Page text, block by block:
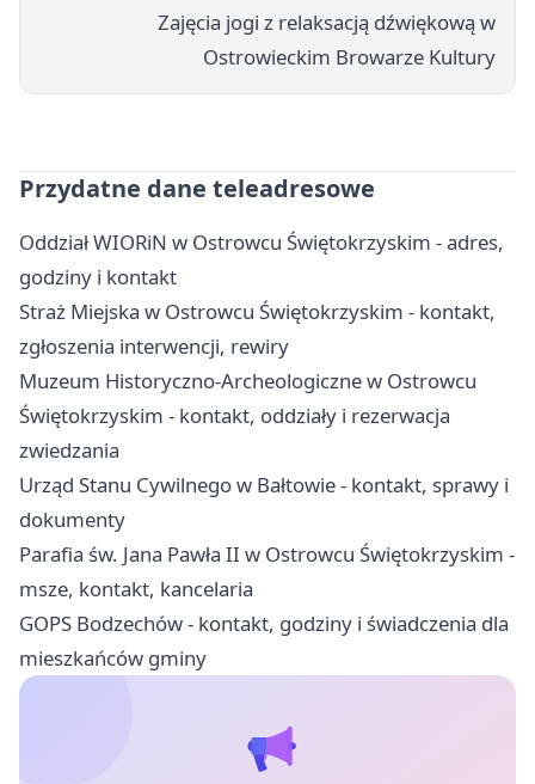
Zajęcia jogi z relaksacją dźwiękową w
Ostrowieckim Browarze Kultury
Przydatne dane teleadresowe
Oddział WIORiN w Ostrowcu Świętokrzyskim - adres,
godziny i kontakt
Straż Miejska w Ostrowcu Świętokrzyskim - kontakt,
zgłoszenia interwencji, rewiry
Muzeum Historyczno-Archeologiczne w Ostrowcu
Świętokrzyskim - kontakt, oddziały i rezerwacja
zwiedzania
Urząd Stanu Cywilnego w Bałtowie - kontakt, sprawy i
dokumenty
Parafia św. Jana Pawła II w Ostrowcu Świętokrzyskim -
msze, kontakt, kancelaria
GOPS Bodzechów - kontakt, godziny i świadczenia dla
mieszkańców gminy